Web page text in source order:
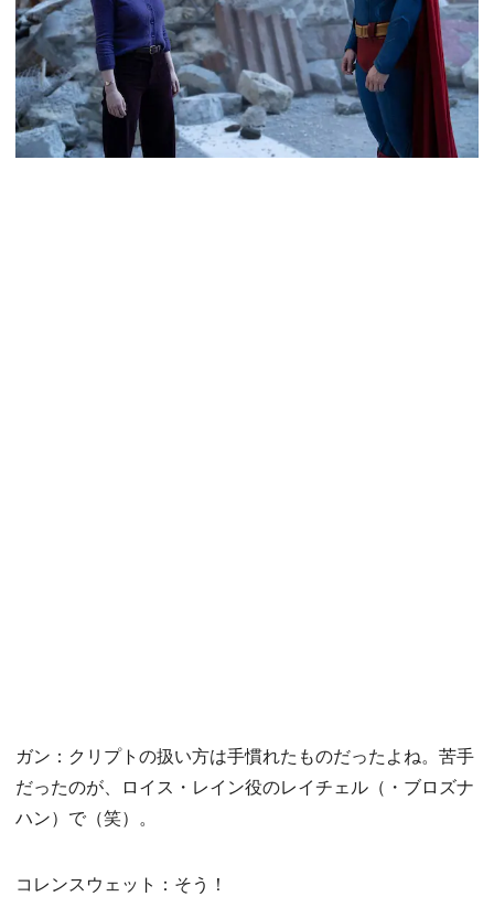
ガン：クリプトの扱い方は手慣れたものだったよね。苦手
だったのが、ロイス・レイン役のレイチェル（・ブロズナ
ハン）で（笑）。
コレンスウェット：そう！